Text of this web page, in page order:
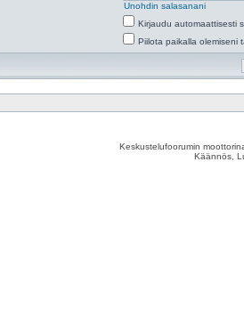
Unohdin salasanani
Kirjaudu automaattisesti
Piilota paikalla olemiseni
Keskustelufoorumin
Käännös,